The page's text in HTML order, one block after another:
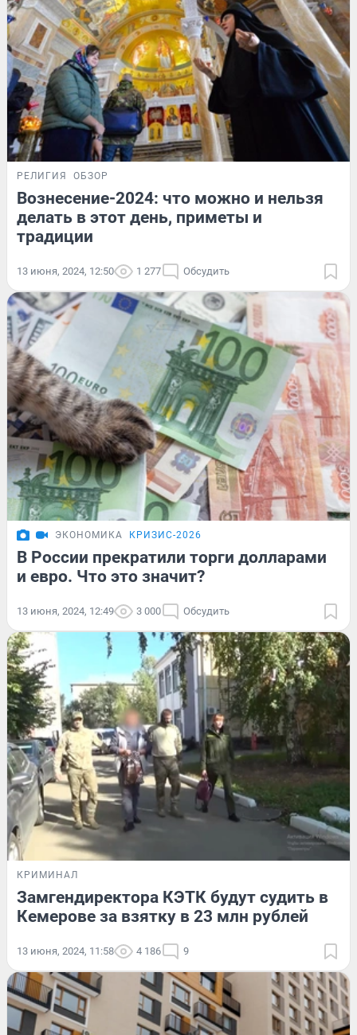
РЕЛИГИЯ ОБЗОР
Вознесение-2024: что можно и нельзя
делать в этот день, приметы и
традиции
13 июня, 2024, 12:50 1 277 Обсудить
ЭКОНОМИКА КРИЗИС-2026
В России прекратили торги долларами
и евро. Что это значит?
13 июня, 2024, 12:49 3 000 Обсудить
КРИМИНАЛ
Замгендиректора КЭТК будут судить в
Кемерове за взятку в 23 млн рублей
13 июня, 2024, 11:58 4 186 9